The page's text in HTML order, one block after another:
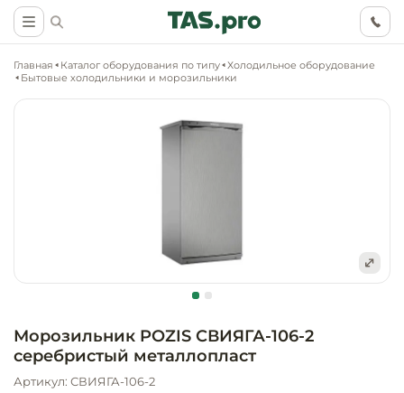
магазинов
Ритейл (non
объекта
Главная Каталог оборудования по типу Холодильное оборудование
Бытовые холодильники и морозильники
Морозильник POZIS СВИЯГА-106-2
серебристый металлопласт
Артикул: СВИЯГА-106-2